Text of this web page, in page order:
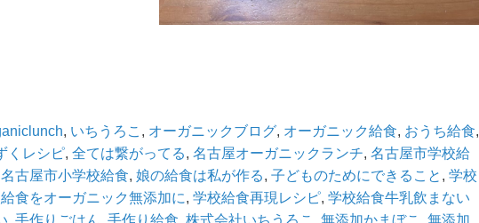
, いちうろこ , オーガニックブログ, オーガニック給食, おうち給食,
くレシピ, 全ては繋がってる, 名古屋オーガニックランチ, 名古屋市学校給
名古屋市小学校給食, 娘の給食は私が作る, 子どものためにできること , 学校
食をオーガニック無添加に, 学校給食再現レシピ, 学校給食牛乳飲まない